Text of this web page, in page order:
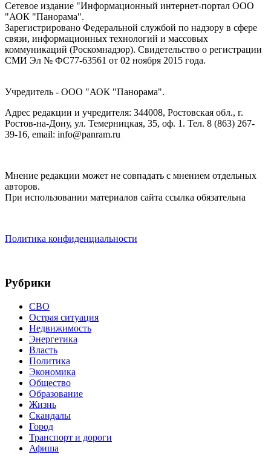
Сетевое издание "Информационный интернет-портал ООО
"АОК "Панорама".
Зарегистрировано Федеральной службой по надзору в сфере
связи, информационных технологий и массовых
коммуникаций (Роскомнадзор). Cвидетельство о регистрации
СМИ Эл № ФС77-63561 от 02 ноября 2015 года.
Учредитель - ООО "АОК "Панорама".
Адрес редакции и учредителя: 344008, Ростовская обл., г.
Ростов-на-Дону, ул. Темерницкая, 35, оф. 1. Тел. 8 (863) 267-
39-16, email: info@panram.ru
Мнение редакции может не совпадать с мнением отдельных
авторов.
При использовании материалов сайта ссылка обязательна
Политика конфиденциальности
Рубрики
СВО
Острая ситуация
Недвижимость
Энергетика
Власть
Политика
Экономика
Общество
Образование
Жизнь
Скандалы
Город
Транспорт и дороги
Афиша